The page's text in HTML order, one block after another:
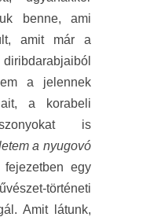
benne, ami
amit már a
a jelennek
a korabeli
is
a nyugovó
fejezetben egy
történeti
Amit látunk,